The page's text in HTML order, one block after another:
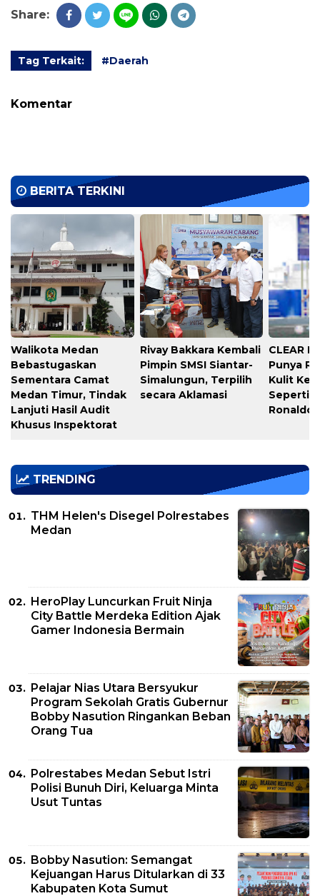
Share:
Tag Terkait: #Daerah
Komentar
BERITA TERKINI
Walikota Medan
Bebastugaskan
Sementara Camat
Medan Timur, Tindak
Lanjuti Hasil Audit
Khusus Inspektorat
Rivay Bakkara Kembali
Pimpin SMSI Siantar-
Simalungun, Terpilih
secara Aklamasi
CLEAR
Punya
Kulit
Seperti
Ronaldo
TRENDING
THM Helen's Disegel Polrestabes
Medan
HeroPlay Luncurkan Fruit Ninja
City Battle Merdeka Edition Ajak
Gamer Indonesia Bermain
Pelajar Nias Utara Bersyukur
Program Sekolah Gratis Gubernur
Bobby Nasution Ringankan Beban
Orang Tua
Polrestabes Medan Sebut Istri
Polisi Bunuh Diri, Keluarga Minta
Usut Tuntas
Bobby Nasution: Semangat
Kejuangan Harus Ditularkan di 33
Kabupaten Kota Sumut